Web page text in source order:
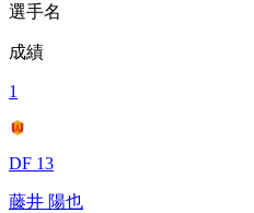
選手名
成績
1
DF 13
藤井 陽也